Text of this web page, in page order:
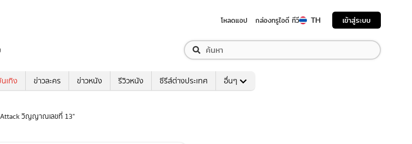
โหลดแอป กล่องทรูไอดี ทีวี TH เข้าสู่ระบบ
เทิง ข่าวละคร ข่าวหนัง รีวิวหนัง ซีรีส์ต่างประเทศ อื่นๆ
วิญญาณเลขที่ 13"